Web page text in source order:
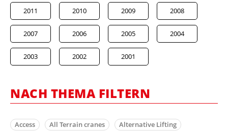
2011 2010 2009 2008
2007 2006 2005 2004
2003 2002 2001
NACH THEMA FILTERN
Access All Terrain cranes
Alternative Lifting